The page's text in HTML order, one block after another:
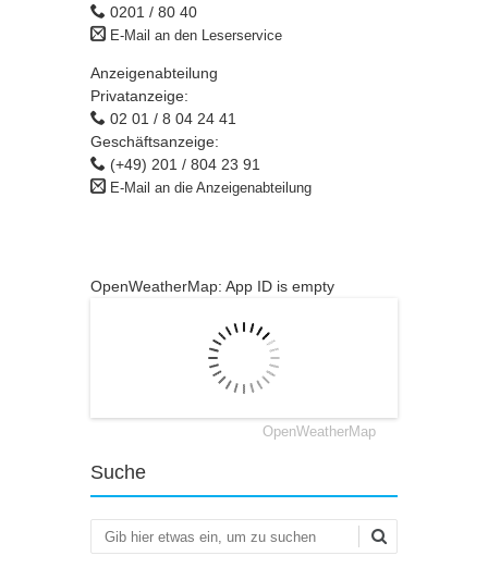
0201 / 80 40
E-Mail an den Leserservice
Anzeigenabteilung
Privatanzeige:
02 01 / 8 04 24 41
Geschäftsanzeige:
(+49) 201 / 804 23 91
E-Mail an die Anzeigenabteilung
OpenWeatherMap: App ID is empty
OpenWeatherMap
Suche
Suchen